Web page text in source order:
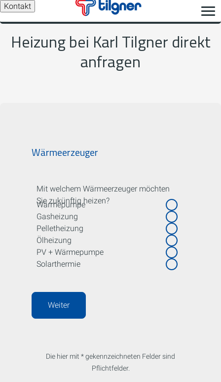
Kontakt
Heizung bei Karl Tilgner direkt
anfragen
Wärmeerzeuger
Mit welchem Wärmeerzeuger möchten
Sie zukünftig heizen?
Wärmepumpe
Gasheizung
Pelletheizung
Ölheizung
PV + Wärmepumpe
Solarthermie
Weiter
Die hier mit * gekennzeichneten Felder sind
Pflichtfelder.